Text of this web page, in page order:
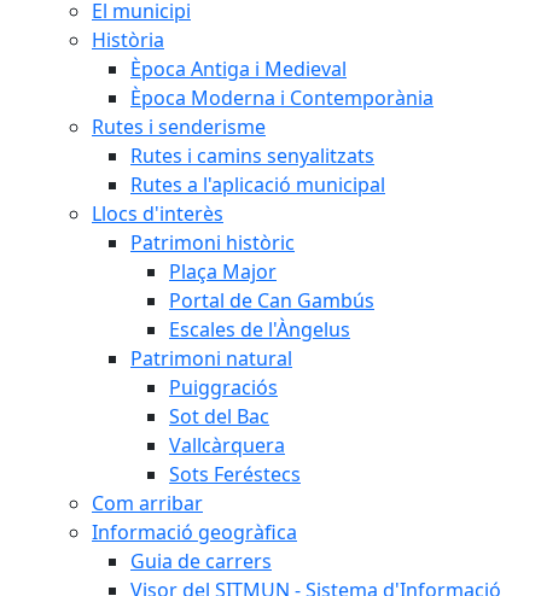
El municipi
Història
Època Antiga i Medieval
Època Moderna i Contemporània
Rutes i senderisme
Rutes i camins senyalitzats
Rutes a l'aplicació municipal
Llocs d'interès
Patrimoni històric
Plaça Major
Portal de Can Gambús
Escales de l'Àngelus
Patrimoni natural
Puiggraciós
Sot del Bac
Vallcàrquera
Sots Feréstecs
Com arribar
Informació geogràfica
Guia de carrers
Visor del SITMUN - Sistema d'Informació